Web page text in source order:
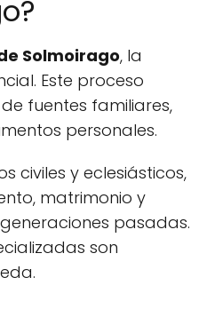
Solmoirago, la
Este proceso
fuentes familiares,
personales.
civiles y eclesiásticos,
matrimonio y
pasadas.
son